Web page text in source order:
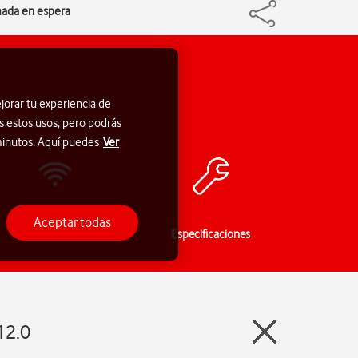
en espera
Conectividad Especificaciones
tu experiencia de
estos usos, pero podrás
Aquí puedes Ver
Aceptar todas